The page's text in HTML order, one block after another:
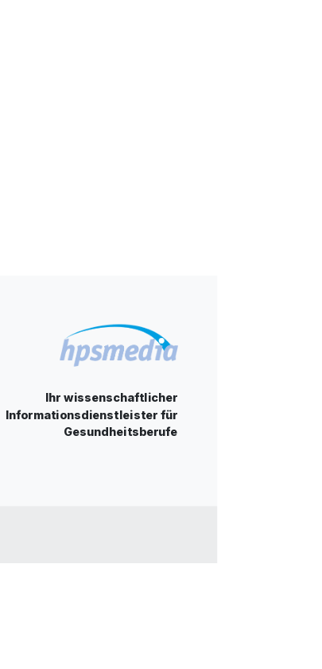
Ihr wissenschaftlicher
Informationsdienstleister für
Gesundheitsberufe